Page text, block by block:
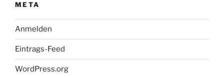
META
Anmelden
Eintrags-Feed
WordPress.org